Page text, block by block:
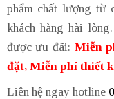
phẩm chất lượng từ
khách hàng hài
được ưu đãi: Miễn
đặt, Miễn phí thiết
Liên hệ ngay hotline